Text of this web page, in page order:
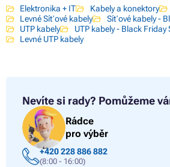
Elektronika + IT Kabely a konektory
Levné Síťové kabely
Síťové kabely -
UTP kabely
UTP kabely - Black Friday
Levné UTP kabely
Nevíte si rady? Pomůžeme
Rádce
pro výběr
+420 228 886 882
(8:00 - 16:00)